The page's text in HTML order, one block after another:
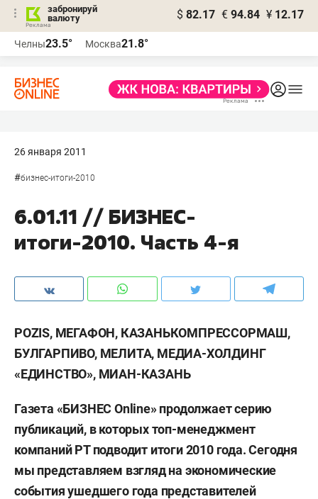
забронируй
валюту
$ 82.17 € 94.84 ¥ 12.17
Челны23.5° Москва21.8°
26 января 2011
#бизнес-итоги-2010
6.01.11 // БИЗНЕС-
итоги-2010. Часть 4-я
POZIS, МЕГАФОН, КАЗАНЬКОМПРЕССОРМАШ,
БУЛГАРПИВО, МЕЛИТА, МЕДИА-ХОЛДИНГ
«ЕДИНСТВО», МИАН-КАЗАНЬ
Газета «БИЗНЕС Online» продолжает серию
публикаций, в которых топ-менеджмент
компаний РТ подводит итоги 2010 года. Сегодня
мы представляем взгляд на экономические
события ушедшего года представителей